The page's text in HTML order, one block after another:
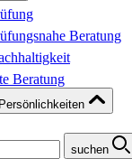
Beratung
Beratung
Persönlichkeiten
suchen